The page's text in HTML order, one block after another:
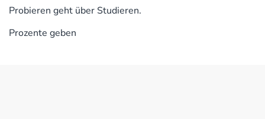
Probieren geht über Studieren.
Prozente geben